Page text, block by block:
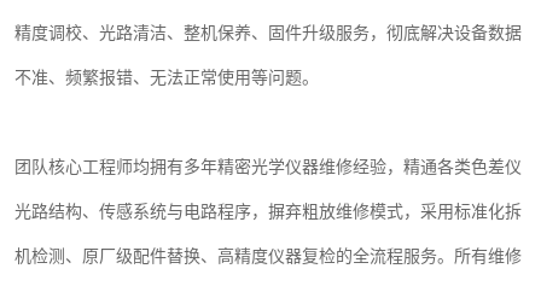
精度调校、光路清洁、整机保养、固件升级服务，彻底解决设备数据
不准、频繁报错、无法正常使用等问题。
团队核心工程师均拥有多年精密光学仪器维修经验，精通各类色差仪
光路结构、传感系统与电路程序，摒弃粗放维修模式，采用标准化拆
机检测、原厂级配件替换、高精度仪器复检的全流程服务。所有维修